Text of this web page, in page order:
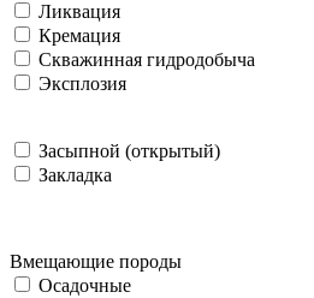
Ликвация
Кремация
Скважинная гидродобыча
Эксплозия
Засыпной (открытый)
Закладка
Вмещающие породы
Осадочные